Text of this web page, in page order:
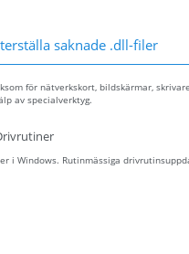
saknade .dll-filer
för nätverkskort, bildskärmar,
av specialverktyg.
i Windows. Rutinmässiga